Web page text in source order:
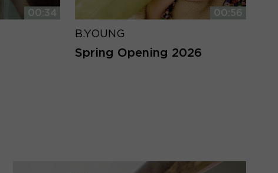
00:34 00:56
B.YOUNG
Spring Opening 2026